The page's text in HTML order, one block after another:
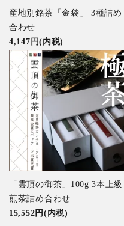
産地別銘茶「金袋」 3種詰め
合わせ
4,147円(内税)
「雲頂の御茶」100g 3本上級
煎茶詰め合わせ
15,552円(内税)